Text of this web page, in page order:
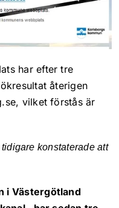
Sökmarknadsföring
Webbyrå &
Kundcase
har efter tre
återigen
vilket förstås är
konstaterade att
i Västergötland